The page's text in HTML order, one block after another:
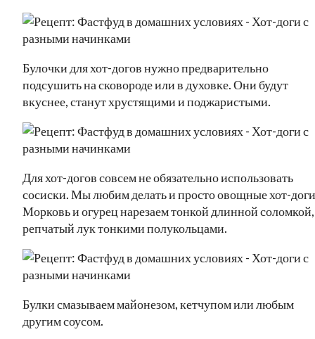
Булочки для хот-догов нужно предварительно
подсушить на сковороде или в духовке. Они будут
вкуснее, станут хрустящими и поджаристыми.
Для хот-догов совсем не обязательно использовать
сосиски. Мы любим делать и просто овощные хот-
Морковь и огурец нарезаем тонкой длинной соломкой,
репчатый лук тонкими полукольцами.
Булки смазываем майонезом, кетчупом или любым
другим соусом.